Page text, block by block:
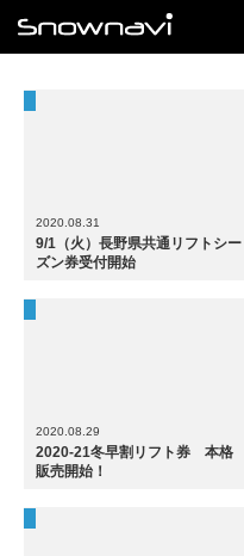
2020.08.31
9/1（火）長野県共通リフトシー
ズン券受付開始
2020.08.29
2020-21冬早割リフト券 本格
販売開始！